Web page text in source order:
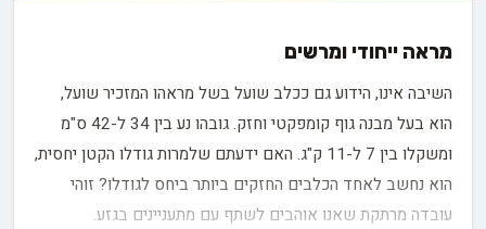
התפתחות והכרה בינלאומית
עם פתיחתה של יפן למערב במאה ה-19, החלה תקופה של
מודרניזציה מואצת שאיימה על גזעי הכלבים המקומיים. אולם,
בזכות מאמצים מרוכזים של ארגונים יפניים, זן זה הוכר כנכס
תרבותי חשוב. בשנות ה-70 של המאה ה-20, החל הגזע להתפשט
מחוץ ליפן, וב-1993 זכה להכרה רשמית מטעם ה-American
מראה ייחודי ומרשים
השיבה אינו, הידוע גם ככלב שועל בשל מראהו המזכיר שועל,
הוא בעל מבנה גוף קומפקטי וחזק. גובהו נע בין 34 ל-42 ס"מ
ומשקלו בין 7 ל-11 ק"ג. האם ידעתם שלמרות גודלו הקטן יחסית,
הוא נחשב לאחד הכלבים החזקים ביותר ביחס לגודלו? זוהי
עובדה מרתקת שאנו אוהבים לשתף עם מתעניינים בגזע.